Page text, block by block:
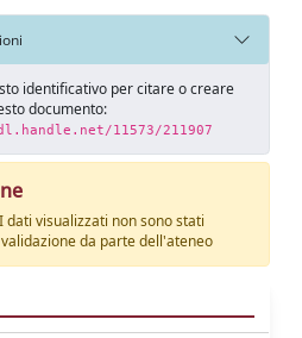
identificativo per citare o creare
documento:
11573/211907
dati visualizzati non sono stati
da parte dell'ateneo